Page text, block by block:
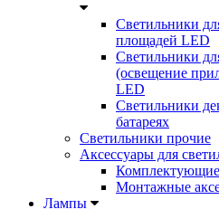
Светильники
площадей LED
Светильники
(освещение
LED
Светильники
батареях
Светильники прочие
Аксессуары для
Комплектующие
Монтажные
Лампы